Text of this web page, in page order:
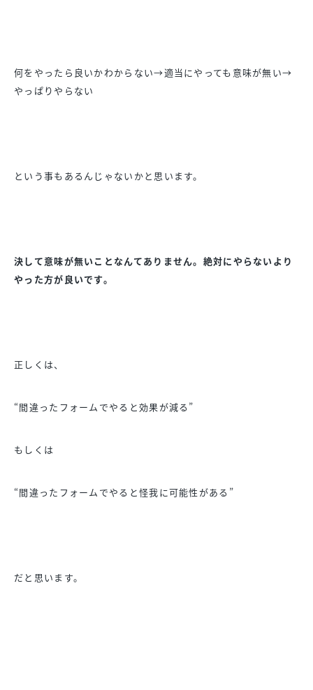
何をやったら良いかわからない→適当にやっても意味が無い→
やっぱりやらない
という事もあるんじゃないかと思います。
決して意味が無いことなんてありません。絶対にやらないより
やった方が良いです。
正しくは、
“間違ったフォームでやると効果が減る”
もしくは
“間違ったフォームでやると怪我に可能性がある”
だと思います。